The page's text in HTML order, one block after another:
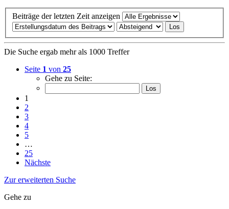
Beiträge der letzten Zeit anzeigen
Die Suche ergab mehr als 1000 Treffer
Seite 1 von 25
Gehe zu Seite:
1
2
3
4
5
…
25
Nächste
Zur erweiterten Suche
Gehe zu